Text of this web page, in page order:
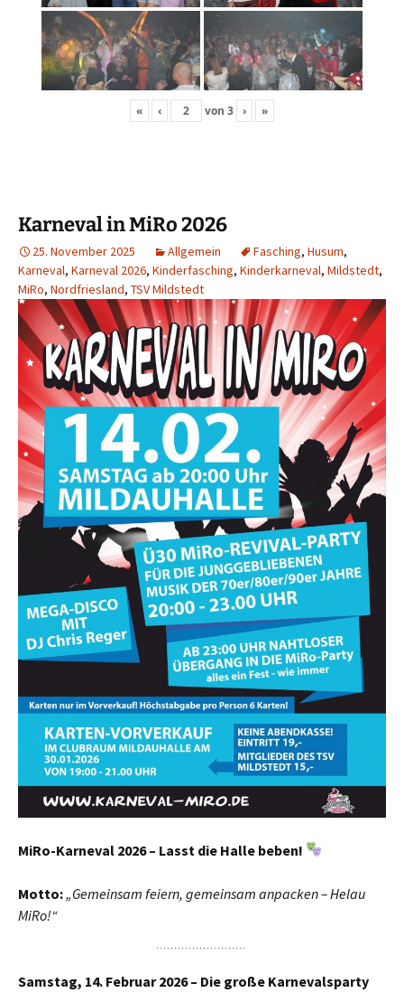
« ‹ von 3 › »
Karneval in MiRo 2026
25. November 2025 Allgemein Fasching, Husum,
Karneval, Karneval 2026, Kinderfasching, Kinderkarneval, Mildstedt,
MiRo, Nordfriesland, TSV Mildstedt
MiRo-Karneval 2026 – Lasst die Halle beben!
Motto:„Gemeinsam feiern, gemeinsam anpacken – Helau
MiRo!“
Samstag, 14. Februar 2026 – Die große Karnevalsparty